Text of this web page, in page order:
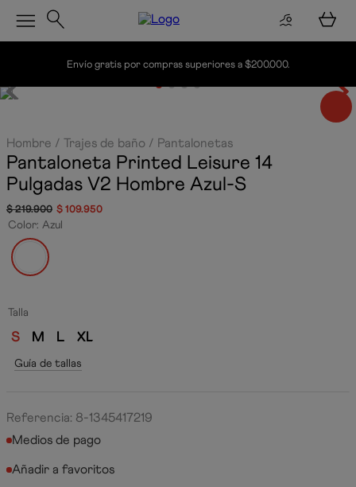
Envío gratis por compras superiores a $200.000.
Hombre Trajes de baño Pantalonetas
Pantaloneta Printed Leisure 14
Pulgadas V2 Hombre Azul-S
$219.900 $ 109.950
Color: Azul
Talla
S M L XL
Guía de tallas
Referencia: 8-1345417219
Medios de pago